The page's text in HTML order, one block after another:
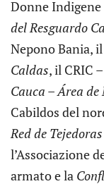
Donne
del Resguardo
Nepono Bania, il
Caldas, il CRIC –
Cauca – Área
Cabildos del
Red de
l’Associazione
armato e la